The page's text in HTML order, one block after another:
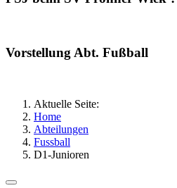
Vorstellung Abt. Fußball
Aktuelle Seite:
Home
Abteilungen
Fussball
D1-Junioren